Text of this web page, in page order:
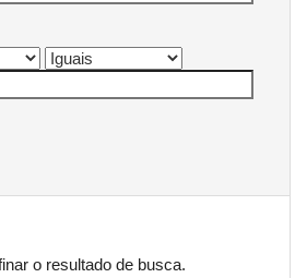
o resultado de busca.